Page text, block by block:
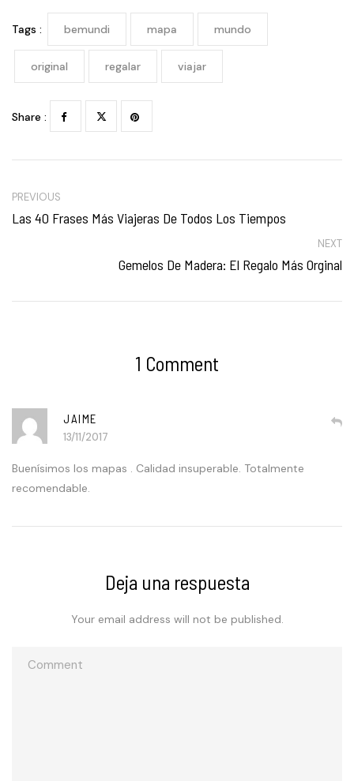
Tags : bemundi mapa mundo
original regalar viajar
Share :
PREVIOUS
Las 40 Frases Más Viajeras De Todos Los Tiempos
NEXT
Gemelos De Madera: El Regalo Más Orginal
1 Comment
JAIME
13/11/2017
Buenísimos los mapas . Calidad insuperable. Totalmente
recomendable.
Deja una respuesta
Your email address will not be published.